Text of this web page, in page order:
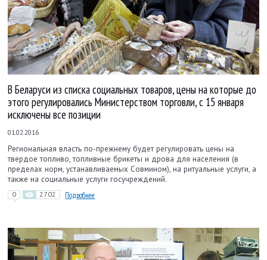
В Беларуси из списка социальных товаров, цены на которые до
этого регулировались Министерством торговли, с 15 января
исключены все позиции
01.02.2016
Региональная власть по-прежнему будет регулировать цены на
твердое топливо, топливные брикеты и дрова для населения (в
пределах норм, устанавливаемых Совмином), на ритуальные услуги, а
также на социальные услуги госучреждений.
0 2702 Подробнее